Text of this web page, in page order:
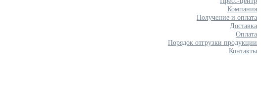
Компания
Получение и оплата
Доставка
Оплата
Порядок отгрузки продукции
Контакты